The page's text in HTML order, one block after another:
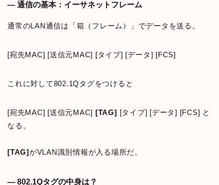
— 通信の基本：イーサネットフレーム
通常のLAN通信は「箱（フレーム）」でデータを送る。
[宛先MAC] [送信元MAC] [タイプ] [データ] [FCS]
これに対して802.1Qタグをつけると
[宛先MAC] [送信元MAC] [TAG] [タイプ] [データ] [FCS] と
なる。
[TAG]がVLAN識別情報が入る場所だ。
— 802.1Qタグの中身は？